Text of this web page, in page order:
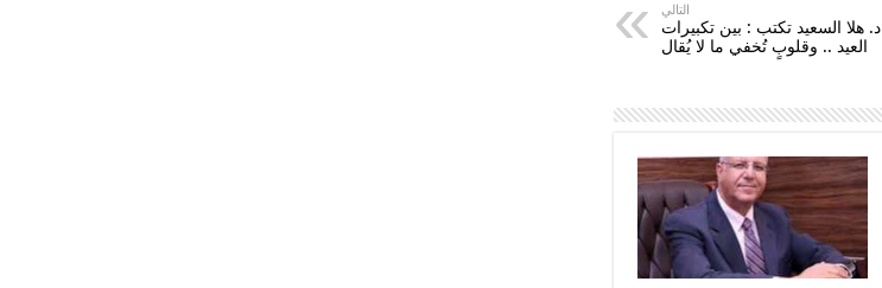
التالي
د. هلا السعيد تكتب : بين تكبيرات
العيد .. وقلوبٍ تُخفي ما لا يُقال